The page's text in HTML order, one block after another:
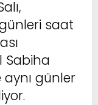
saat
Sabiha
aynı günler